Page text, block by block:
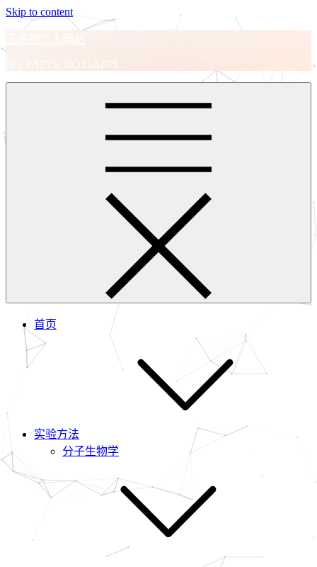
Skip to content
王进的个人网站
NO PAINS, NO GAINS.
首页
实验方法
分子生物学